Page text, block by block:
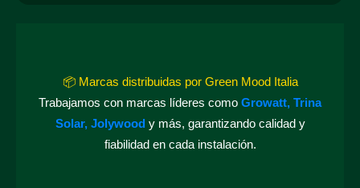
📦 Marcas distribuidas por Green Mood Italia
Trabajamos con marcas líderes como Growatt, Trina
Solar, Jolywood y más, garantizando calidad y
fiabilidad en cada instalación.